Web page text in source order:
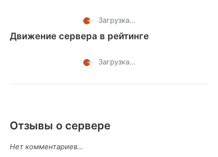
Загрузка...
Движение сервера в рейтинге
Загрузка...
Отзывы о сервере
Нет комментариев...